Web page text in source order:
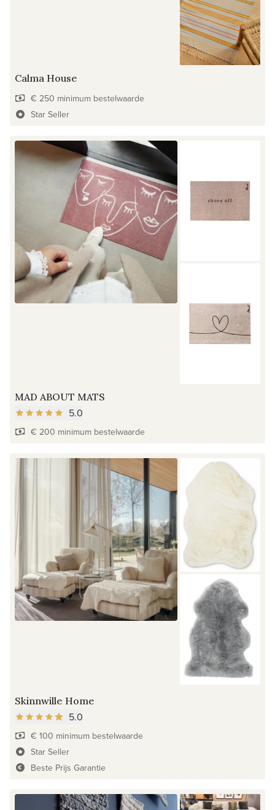
Calma House
€ 250 minimum bestelwaarde
Star Seller
MAD ABOUT MATS
5.0
€ 200 minimum bestelwaarde
Skinnwille Home
5.0
€ 100 minimum bestelwaarde
Star Seller
Beste Prijs Garantie